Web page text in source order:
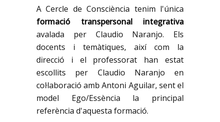
A Cercle de Consciència tenim l'única
formació transpersonal integrativa
avalada per Claudio Naranjo. Els
docents i temàtiques, així com la
direcció i el professorat han estat
escollits per Claudio Naranjo en
col·laboració amb Antoni Aguilar, sent el
model Ego/Essència la principal
referència d'aquesta formació.